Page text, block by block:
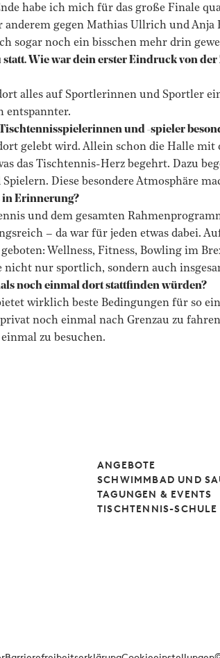
habe ich mich für das große Finale
gegen Mathias Ullrich und Anja
sogar noch ein bisschen mehr drin
Wie war dein erster Eindruck von
alles auf Sportlerinnen und Sportler
entspannter.
und -spieler
gelebt wird. Allein schon die Halle mit
das Tischtennis-Herz begehrt. Dazu
Diese besondere Atmosphäre
in Erinnerung?
und dem gesamten
– da war für jeden etwas dabei.
Wellness, Fitness, Bowling im
nicht nur sportlich, sondern auch
noch einmal dort stattfinden würden?
wirklich beste Bedingungen für so
noch einmal nach Grenzau zu
zu besuchen.
ANGEBOTE
SCHWIMMBAD UND
TAGUNGEN & EVENTS
TISCHTENNIS-SCHULE